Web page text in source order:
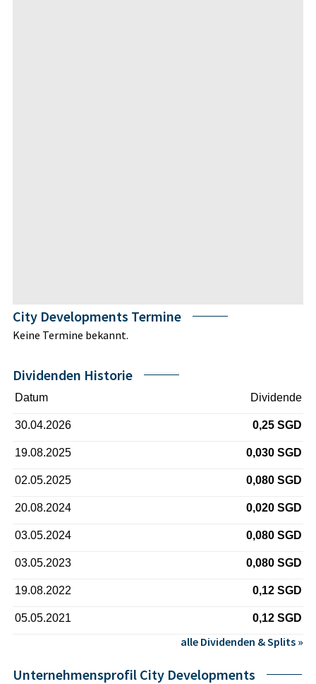
City Developments Termine
Keine Termine bekannt.
Dividenden Historie
Datum Dividende
30.04.2026 0,25 SGD
19.08.2025 0,030 SGD
02.05.2025 0,080 SGD
20.08.2024 0,020 SGD
03.05.2024 0,080 SGD
03.05.2023 0,080 SGD
19.08.2022 0,12 SGD
05.05.2021 0,12 SGD
alle Dividenden & Splits »
Unternehmensprofil City Developments